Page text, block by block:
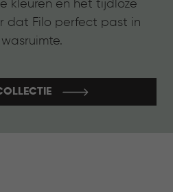
kleuren en het tijdloze
dat Filo perfect past in